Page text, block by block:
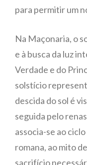
para permitir um
Na Maçonaria, o
e à busca da luz
Verdade e do
solstício
descida do sol é
seguida pelo
associa-se ao
romana, ao mito
sacrifício